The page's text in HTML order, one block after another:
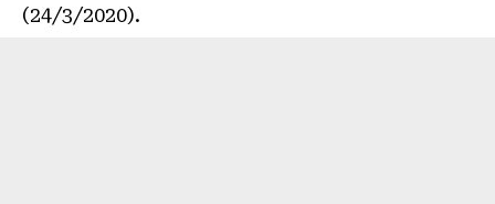
(24/3/2020).